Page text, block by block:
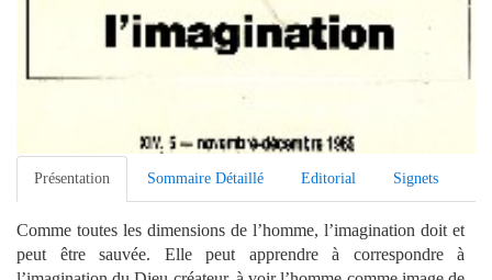
Présentation Sommaire Détaillé Editorial Signets
Comme toutes les dimensions de l’homme, l’imagination doit et
peut être sauvée. Elle peut apprendre à correspondre à